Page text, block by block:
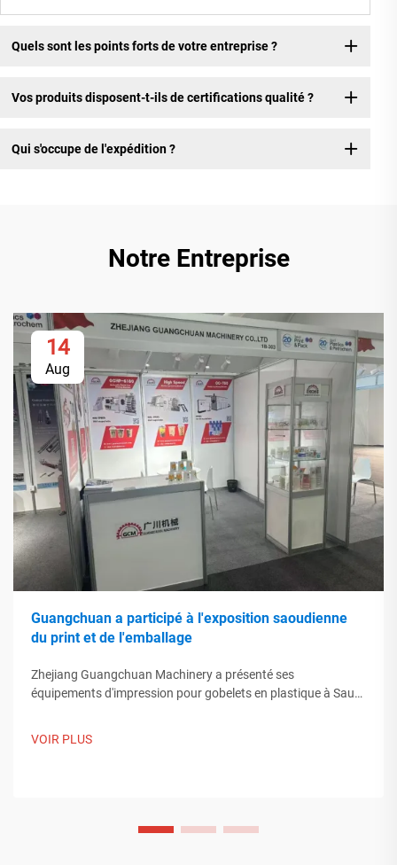
Quels sont les points forts de votre entreprise ?
Vos produits disposent-t-ils de certifications qualité ?
Qui s'occupe de l'expédition ?
Notre Entreprise
14
Aug
Guangchuan a participé à l'exposition saoudienne
du print et de l'emballage
Zhejiang Guangchuan Machinery a présenté ses
équipements d'impression pour gobelets en plastique à Saudi
VOIR PLUS